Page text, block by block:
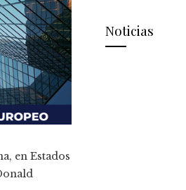
en Estados
Noticias